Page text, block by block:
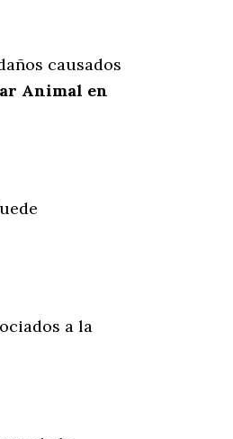
causados
Animal en
a la